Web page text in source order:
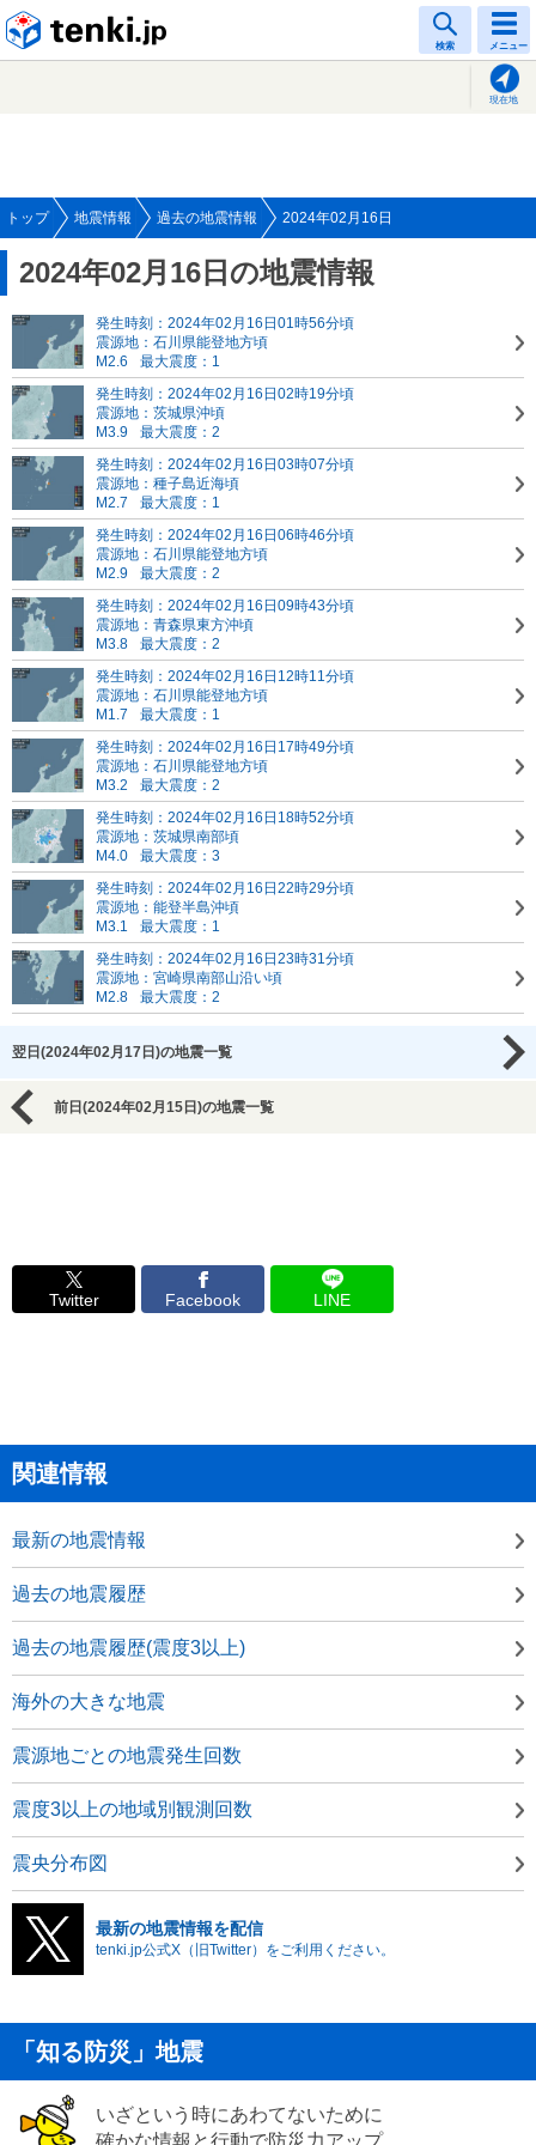
検索 メニュー
現在地
トップ 地震情報 過去の地震情報 2024年02月16日
2024年02月16日の地震情報
発生時刻：2024年02月16日01時56分頃
震源地：石川県能登地方頃
M2.6
最大震度：1
発生時刻：2024年02月16日02時19分頃
震源地：茨城県沖頃
M3.9
最大震度：2
発生時刻：2024年02月16日03時07分頃
震源地：種子島近海頃
M2.7
最大震度：1
発生時刻：2024年02月16日06時46分頃
震源地：石川県能登地方頃
M2.9
最大震度：2
発生時刻：2024年02月16日09時43分頃
震源地：青森県東方沖頃
M3.8
最大震度：2
発生時刻：2024年02月16日12時11分頃
震源地：石川県能登地方頃
M1.7
最大震度：1
発生時刻：2024年02月16日17時49分頃
震源地：石川県能登地方頃
M3.2
最大震度：2
発生時刻：2024年02月16日18時52分頃
震源地：茨城県南部頃
M4.0
最大震度：3
発生時刻：2024年02月16日22時29分頃
震源地：能登半島沖頃
M3.1
最大震度：1
発生時刻：2024年02月16日23時31分頃
震源地：宮崎県南部山沿い頃
M2.8
最大震度：2
翌日(2024年02月17日)の地震一覧
前日(2024年02月15日)の地震一覧
Twitter Facebook LINE
関連情報
最新の地震情報
過去の地震履歴
過去の地震履歴(震度3以上)
海外の大きな地震
震源地ごとの地震発生回数
震度3以上の地域別観測回数
震央分布図
最新の地震情報を配信
tenki.jp公式X（旧Twitter）をご利用ください。
「知る防災」地震
いざという時にあわてないために
確かな情報と行動で防災力アップ